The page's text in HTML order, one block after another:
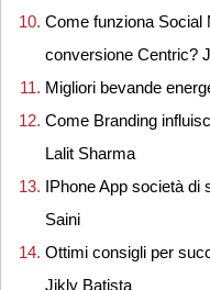
Come funziona Social
conversione Centric?
Migliori bevande
Come Branding
Lalit Sharma
IPhone App società di
Saini
Ottimi consigli per
Jikly Batista